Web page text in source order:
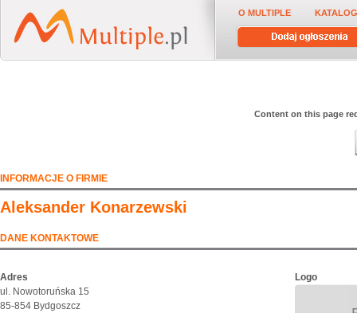
O MULTIPLE
Content on this page
INFORMACJE O FIRMIE
Aleksander Konarzewski
DANE KONTAKTOWE
Adres
ul. Nowotoruńska 15
85-854 Bydgoszcz
Logo